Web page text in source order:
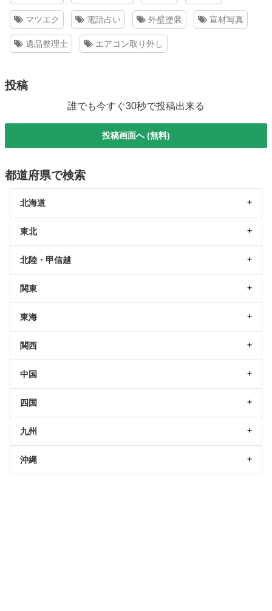
マツエク 電話占い 外壁塗装 宣材写真
遺品整理士 エアコン取り外し
投稿
誰でも今すぐ30秒で投稿出来る
投稿画面へ (無料)
都道府県で検索
北海道
東北
北陸・甲信越
関東
東海
関西
中国
四国
九州
沖縄